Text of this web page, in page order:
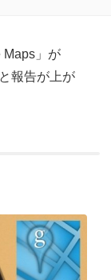
Maps」が
報告が上が